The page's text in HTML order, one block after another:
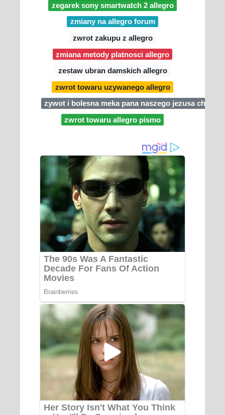
zegarek sony smartwatch 2 allegro
zmiany na allegro forum
zwrot zakupu z allegro
zmiana metody platnosci allegro
zestaw ubran damskich allegro
zwrot towaru uzywanego allegro
zywot i bolesna meka pana naszego jezusa
zwrot towaru allegro pismo